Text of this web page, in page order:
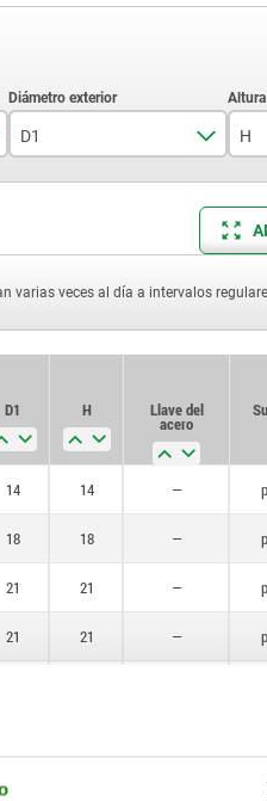
D1
14
25
H
varias veces al día a intervalos
D1 H Llave del
acero
14 14 —
18 18 —
21 21 —
21 21 —
40